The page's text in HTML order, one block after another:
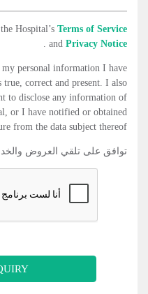
Hospital’s Terms of Service
and Privacy Notice
personal information I have
correct and present. I also
to disclose any information of
or I have notified or obtained
from the data subject thereof.
توافق على تلقي العروض